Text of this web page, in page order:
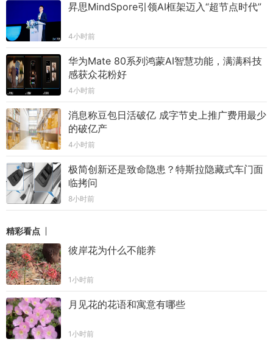
昇思MindSpore引领AI框架迈入“超节点时代”
4小时前
华为Mate 80系列鸿蒙AI智慧功能，满满科技
感获众花粉好
4小时前
消息称豆包日活破亿 成字节史上推广费用最少
的破亿产
4小时前
极简创新还是致命隐患？特斯拉隐藏式车门面
临拷问
8小时前
精彩看点
彼岸花为什么不能养
1小时前
月见花的花语和寓意有哪些
1小时前